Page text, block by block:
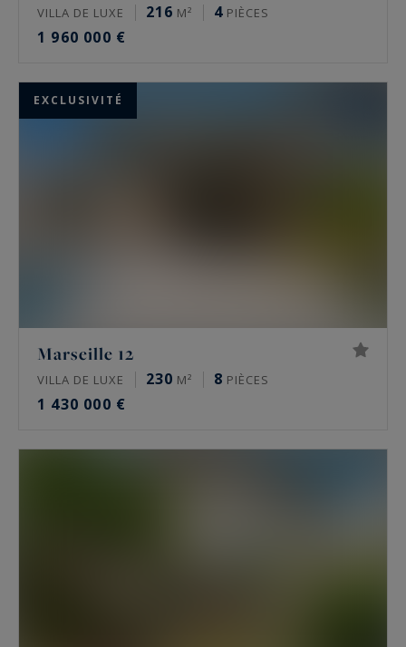
VILLA DE LUXE 216 M² 4 PIÈCES
1 960 000 €
EXCLUSIVITÉ
Marseille 12
VILLA DE LUXE 230 M² 8 PIÈCES
1 430 000 €